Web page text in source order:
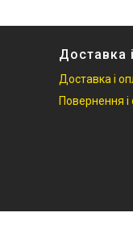
Доставка
Доставка і
Повернення і